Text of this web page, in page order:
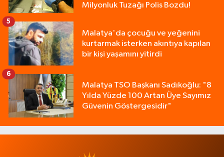
Milyonluk Tuzağı Polis Bozdu!
Malatya'da çocuğu ve yeğenini
kurtarmak isterken akıntıya kapılan
bir kişi yaşamını yitirdi
5
Malatya TSO Başkanı Sadıkoğlu: "8
Yılda Yüzde 100 Artan Üye Sayımız
Güvenin Göstergesidir"
6